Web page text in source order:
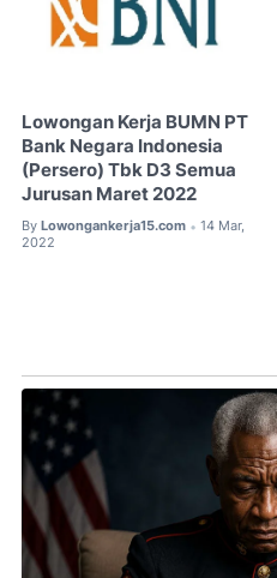
Lowongan Kerja BUMN PT
Bank Negara Indonesia
(Persero) Tbk D3 Semua
Jurusan Maret 2022
By Lowongankerja15.com • 14 Mar,
2022